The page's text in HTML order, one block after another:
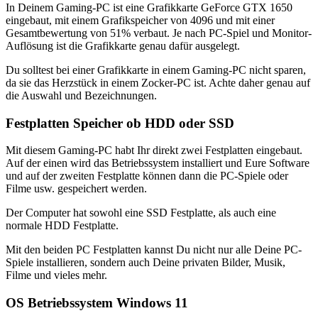
In Deinem Gaming-PC ist eine Grafikkarte GeForce GTX 1650
eingebaut, mit einem Grafikspeicher von 4096 und mit einer
Gesamtbewertung von 51% verbaut. Je nach PC-Spiel und Monitor-
Auflösung ist die Grafikkarte genau dafür ausgelegt.
Du solltest bei einer Grafikkarte in einem Gaming-PC nicht sparen,
da sie das Herzstück in einem Zocker-PC ist. Achte daher genau auf
die Auswahl und Bezeichnungen.
Festplatten Speicher ob HDD oder SSD
Mit diesem Gaming-PC habt Ihr direkt zwei Festplatten eingebaut.
Auf der einen wird das Betriebssystem installiert und Eure Software
und auf der zweiten Festplatte können dann die PC-Spiele oder
Filme usw. gespeichert werden.
Der Computer hat sowohl eine SSD Festplatte, als auch eine
normale HDD Festplatte.
Mit den beiden PC Festplatten kannst Du nicht nur alle Deine PC-
Spiele installieren, sondern auch Deine privaten Bilder, Musik,
Filme und vieles mehr.
OS Betriebssystem Windows 11